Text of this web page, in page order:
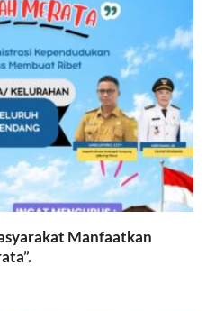
Manfaatkan